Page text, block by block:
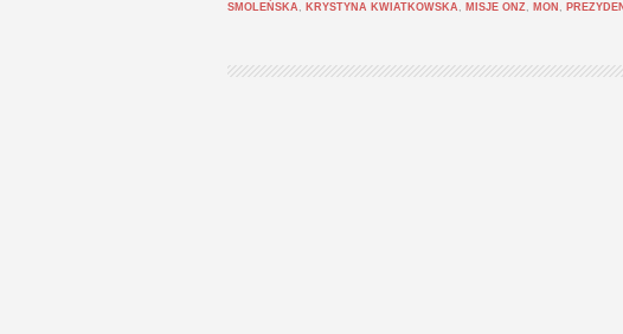
SMOLEŃSKA , KRYSTYNA KWIATKOWSKA , MISJE ONZ, MON ,